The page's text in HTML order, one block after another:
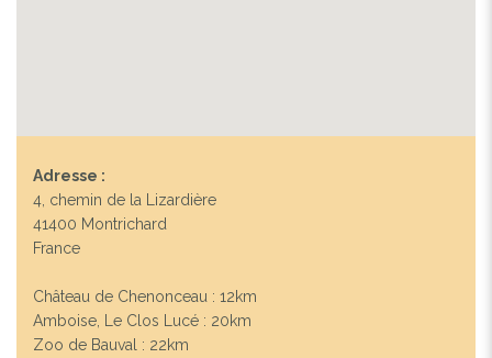
Adresse :
4, chemin de la Lizardière
41400 Montrichard
France
Château de Chenonceau : 12km
Amboise, Le Clos Lucé : 20km
Zoo de Bauval : 22km